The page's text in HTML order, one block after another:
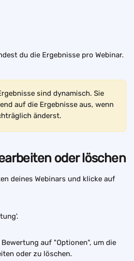
du die Ergebnisse pro Webinar.
sind dynamisch. Sie
auf die Ergebnisse aus, wenn
änderst.
oder löschen
deines Webinars und klicke auf
auf "Optionen", um die
oder zu löschen.